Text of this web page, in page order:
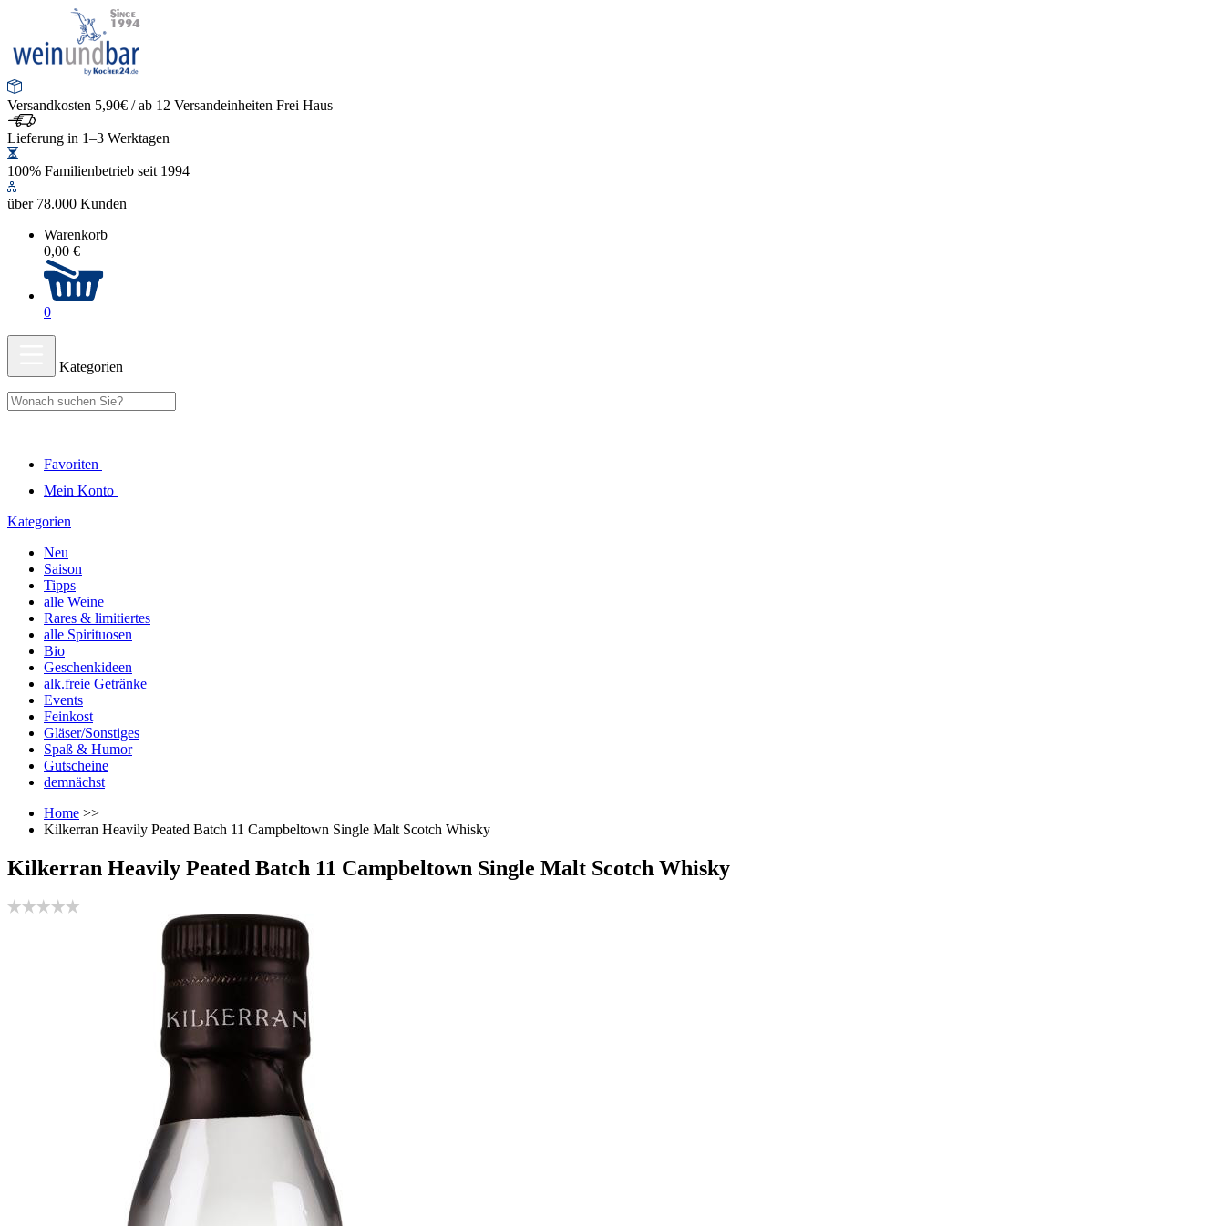
Versandkosten 5,90€ / ab 12 Versandeinheiten Frei Haus
Lieferung in 1–3 Werktagen
100% Familienbetrieb seit 1994
über 78.000 Kunden
Warenkorb
0,00 €
0
Kategorien
Favoriten
Mein Konto
Kategorien
Neu
Saison
Tipps
alle Weine
Rares & limitiertes
alle Spirituosen
Bio
Geschenkideen
alk.freie Getränke
Events
Feinkost
Gläser/Sonstiges
Spaß & Humor
Gutscheine
demnächst
Home >>
Kilkerran Heavily Peated Batch 11 Campbeltown Single Malt Scotch Whisky
Kilkerran Heavily Peated Batch 11 Campbeltown Single Malt Scotch Whisky